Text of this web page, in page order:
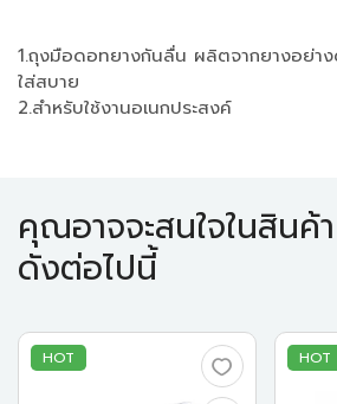
1.ถุงมือดอทยางกันลื่น ผลิตจากยางอย่า
ใส่สบาย
2.สำหรับใช้งานอเนกประสงค์
คุณอาจจะสนใจในสินค้า
ดังต่อไปนี้
HOT HOT